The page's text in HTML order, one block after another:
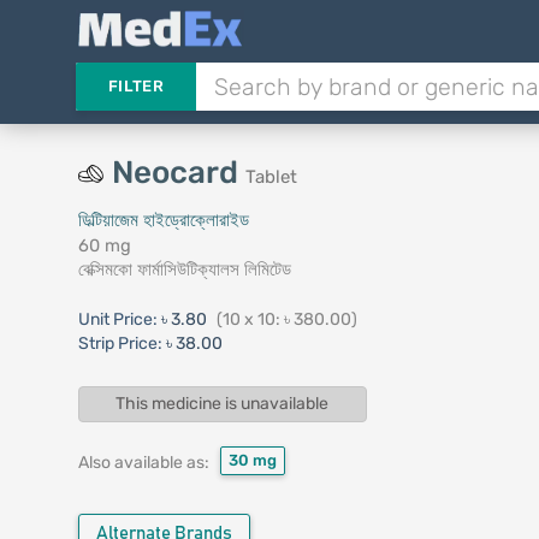
FILTER
Neocard Tablet
ডিল্টিয়াজেম হাইড্রোক্লোরাইড
60 mg
বেক্সিমকো ফার্মাসিউটিক্যালস লিমিটেড
Unit Price: ৳ 3.80 (10 x 10: ৳ 380.00)
Strip Price: ৳ 38.00
This medicine is unavailable
Also available as: 30 mg
Alternate Brands